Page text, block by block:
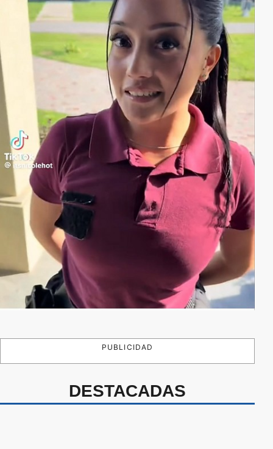
PUBLICIDAD
DESTACADAS